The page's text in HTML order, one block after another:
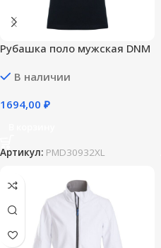
Рубашка поло мужская DNM
В наличии
1694,00 ₽
Артикул: PMD30932XL